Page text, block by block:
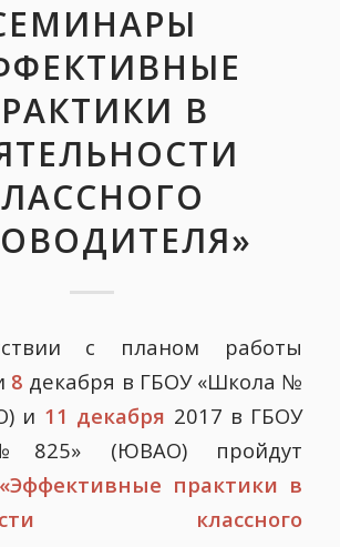
В
с планом работы
8 декабря в ГБОУ «Школа №
и 11 декабря 2017 в ГБОУ
(ЮВАО) пройдут
«Эффективные практики в
классного